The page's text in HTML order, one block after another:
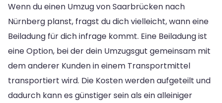
Wenn du einen Umzug von Saarbrücken nach
Nürnberg planst, fragst du dich vielleicht, wann eine
Beiladung für dich infrage kommt. Eine Beiladung ist
eine Option, bei der dein Umzugsgut gemeinsam mit
dem anderer Kunden in einem Transportmittel
transportiert wird. Die Kosten werden aufgeteilt und
dadurch kann es günstiger sein als ein alleiniger